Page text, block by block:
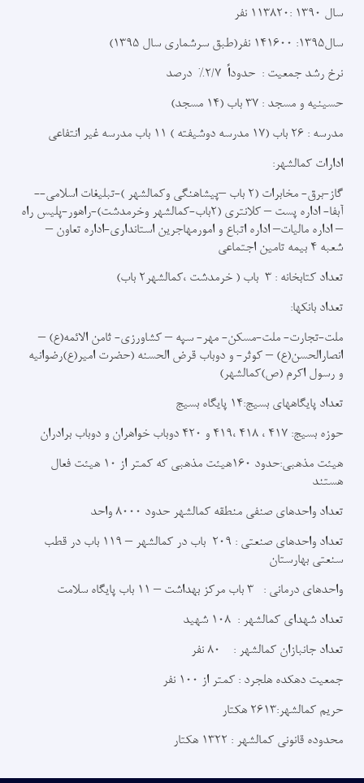
سال 1390 :113820 نفر
سال1395: 141600 نفر(طبق سرشماری سال 1395)
نرخ رشد جمعیت : حدوداً 2/7% درصد
حسینیه و مسجد : 37 باب (14 مسجد)
مدرسه : 26 باب (17 مدرسه دوشیفته ) 11 باب مدرسه غیر انتفاعی
ادارات کمالشهر:
گاز-برق- مخابرات (2 باب –پیشاهنگی وکمالشهر )-تبلیغات اسلامی--
آبفا- اداره پست – کلانتری (2باب-کمالشهر وخرمدشت)-راهور-پلیس راه
– اداره مالیات– اداره اتباع و امورمهاجرین استانداری-اداره تعاون –
شعبه 4 بیمه تامین اجتماعی
تعداد کتابخانه : 3 باب ( خرمدشت ،کمالشهر2 باب)
تعداد بانکها:
ملت-تجارت- ملت-مسکن- مهر- سپه – کشاورزی- ثامن الائمه(ع) –
انصارالحسن(ع) – کوثر- و دوباب قرض الحسنه (حضرت امیر(ع)رضوانیه
و رسول اکرم (ص)کمالشهر)
تعداد پایگاههای بسیج:14 پایگاه بسیج
حوزه بسیج: 417 ، 418 ،419 و 420 دوباب خواهران و دوباب برادران
هیئت مذهبی:حدود 160هیئت مذهبی که کمتر از 10 هیئت فعال
هستند
تعداد واحدهای صنفی منطقه کمالشهر حدود 8000 واحد
تعداد واحدهای صنعتی : 209 باب در کمالشهر – 119 باب در قطب
سنعتی بهارستان
واحدهای درمانی : 3 باب مرکز بهداشت – 11 باب پایگاه سلامت
تعداد شهدای کمالشهر : 108 شهید
تعداد جانبازان کمالشهر : 80 نفر
جمعیت دهکده هلجرد : کمتر از 100 نفر
حریم کمالشهر:2613 هکتار
محدوده قانونی کمالشهر : 1322 هکتار